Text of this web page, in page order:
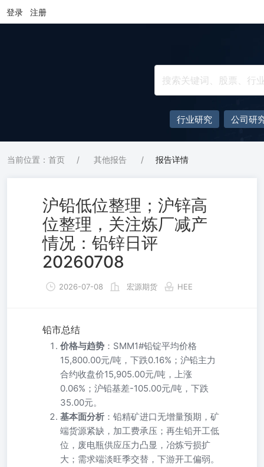
登录 注册
行业研究 公司研
当前位置：首页 / 其他报告 / 报告详情
沪铅低位整理；沪锌高
位整理，关注炼厂减产
情况：铅锌日评
20260708
2026-07-08 宏源期货 HEE
铅市总结
价格与趋势 ：SMM1#铅锭平均价格
15,800.00元/吨，下跌0.16%；沪铅主力
合约收盘价15,905.00元/吨，上涨
0.06%；沪铅基差-105.00元/吨，下跌
35.00元。
基本面分析 ：铅精矿进口无增量预期，矿
端货源紧缺，加工费承压；再生铅开工低
位，废电瓶供应压力凸显，冶炼亏损扩
大；需求端淡旺季交替，下游开工偏弱。